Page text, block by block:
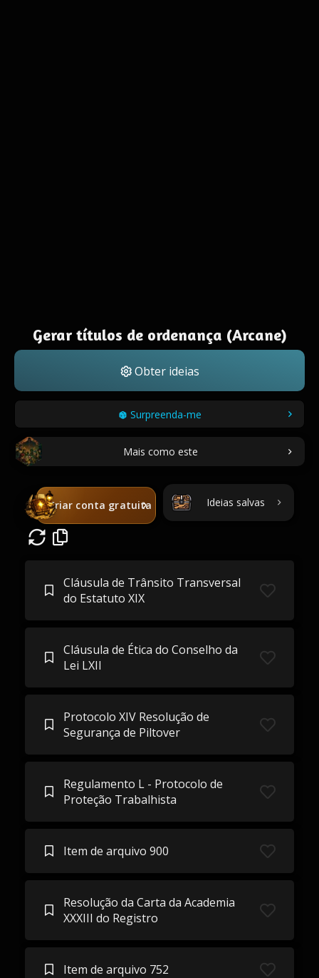
Gerar títulos de ordenança (Arcane)
Obter ideias
Surpreenda-me
Mais como este
Criar conta gratuita Ideias salvas
Cláusula de Trânsito Transversal
do Estatuto XIX
Cláusula de Ética do Conselho da
Lei LXII
Protocolo XIV Resolução de
Segurança de Piltover
Regulamento L - Protocolo de
Proteção Trabalhista
Item de arquivo 900
Resolução da Carta da Academia
XXXIII do Registro
Item de arquivo 752